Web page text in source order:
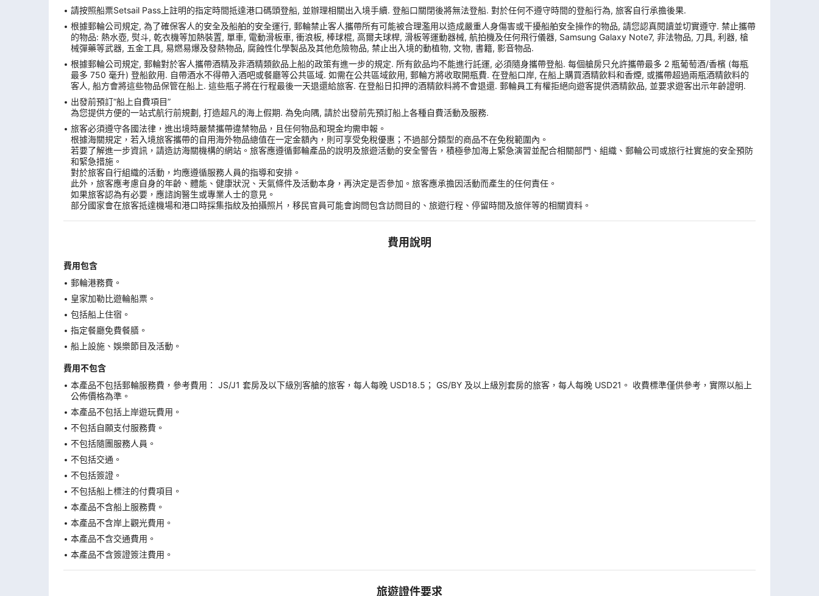
請按照船票Setsail Pass上註明的指定時間抵達港口碼頭登船, 並辦理相關出入境手續. 登船口關閉後將無法登船. 對於任何不遵守時間的登船行為, 旅客自行承擔後果.
根據郵輪公司規定, 為了確保客人的安全及船舶的安全運行, 郵輪禁止客人攜帶所有可能被合理濫用以造成嚴重人身傷害或干擾船舶安全操作的物品, 請您認真閱讀並切實遵守. 禁止攜帶
的物品: 熱水壺, 熨斗, 乾衣機等加熱裝置, 單車, 電動滑板車, 衝浪板, 棒球棍, 高爾夫球桿, 滑板等運動器械, 航拍機及任何飛行儀器, Samsung Galaxy Note7, 非法物品, 刀具, 利器, 槍
械彈藥等武器, 五金工具, 易燃易爆及發熱物品, 腐蝕性化學製品及其他危險物品, 禁止出入境的動植物, 文物, 書籍, 影音物品.
根據郵輪公司規定, 郵輪對於客人攜帶酒精及非酒精類飲品上船的政策有進一步的規定. 所有飲品均不能進行託運, 必須隨身攜帶登船. 每個艙房只允許攜帶最多 2 瓶葡萄酒/香檳 (每瓶
最多 750 毫升) 登船飲用. 自帶酒水不得帶入酒吧或餐廳等公共區域. 如需在公共區域飲用, 郵輪方將收取開瓶費. 在登船口岸, 在船上購買酒精飲料和香煙, 或攜帶超過兩瓶酒精飲料的
客人, 船方會將這些物品保管在船上. 這些瓶子將在行程最後一天退還給旅客. 在登船日扣押的酒精飲料將不會退還. 郵輪員工有權拒絕向遊客提供酒精飲品, 並要求遊客出示年齡證明.
出發前預訂“船上自費項目”
為您提供方便的一站式航行前規劃, 打造超凡的海上假期. 為免向隅, 請於出發前先預訂船上各種自費活動及服務.
旅客必須遵守各國法律，進出境時嚴禁攜帶違禁物品，且任何物品和現金均需申報。
根據海關規定，若入境旅客攜帶的自用海外物品總值在一定金額內，則可享受免稅優惠；不過部分類型的商品不在免稅範圍內。
若要了解進一步資訊，請造訪海關機構的網站。旅客應遵循郵輪產品的說明及旅遊活動的安全警告，積極參加海上緊急演習並配合相關部門、組織、郵輪公司或旅行社實施的安全預防
和緊急措施。
對於旅客自行組織的活動，均應遵循服務人員的指導和安排。
此外，旅客應考慮自身的年齡、體能、健康狀況、天氣條件及活動本身，再決定是否參加。旅客應承擔因活動而產生的任何責任。
如果旅客認為有必要，應諮詢醫生或專業人士的意見。
部分國家會在旅客抵達機場和港口時採集指紋及拍攝照片，移民官員可能會詢問包含訪問目的、旅遊行程、停留時間及旅伴等的相關資料。
費用說明
費用包含
郵輪港務費。
皇家加勒比遊輪船票。
包括船上住宿。
指定餐廳免費餐膳。
船上設施、娛樂節目及活動。
費用不包含
本產品不包括郵輪服務費，參考費用： JS/J1 套房及以下級別客艙的旅客，每人每晚 USD18.5； GS/BY 及以上級別套房的旅客，每人每晚 USD21。 收費標準僅供參考，實際以船上
公佈價格為準。
本產品不包括上岸遊玩費用。
不包括自願支付服務費。
不包括隨團服務人員。
不包括交通。
不包括簽證。
不包括船上標注的付費項目。
本產品不含船上服務費。
本產品不含岸上觀光費用。
本產品不含交通費用。
本產品不含簽證簽注費用。
旅遊證件要求